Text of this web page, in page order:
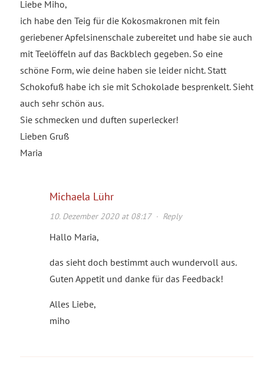
Liebe Miho,
ich habe den Teig für die Kokosmakronen mit fein
geriebener Apfelsinenschale zubereitet und habe sie auch
mit Teelöffeln auf das Backblech gegeben. So eine
schöne Form, wie deine haben sie leider nicht. Statt
Schokofuß habe ich sie mit Schokolade besprenkelt. Sieht
auch sehr schön aus.
Sie schmecken und duften superlecker!
Lieben Gruß
Maria
Michaela Lühr
10. Dezember 2020 at 08:17· Reply
Hallo Maria,
das sieht doch bestimmt auch wundervoll aus.
Guten Appetit und danke für das Feedback!
Alles Liebe,
miho